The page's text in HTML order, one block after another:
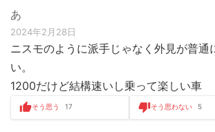
あ
2024年2月28日
ニスモのように派手じゃなく外見が普通
い。
1200だけど結構速いし乗って楽しい車
そう思う 17 そう思わない 5